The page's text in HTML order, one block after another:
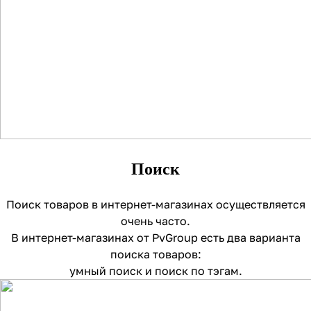
Поиск
Поиск товаров в интернет-магазинах осуществляется
очень часто.
В интернет-магазинах от PvGroup есть два варианта
поиска товаров:
умный поиск и поиск по тэгам.